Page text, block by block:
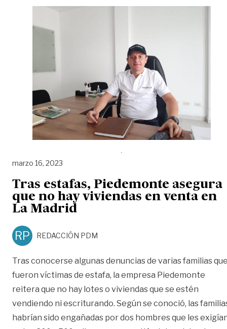
marzo 16, 2023
Tras estafas, Piedemonte asegura
que no hay viviendas en venta en
La Madrid
RP REDACCIÓN PDM
Tras conocerse algunas denuncias de varias familias
fueron víctimas de estafa, la empresa Piedemonte
reitera que no hay lotes o viviendas que se estén
vendiendo ni escriturando. Según se conoció, las
habrían sido engañadas por dos hombres que les